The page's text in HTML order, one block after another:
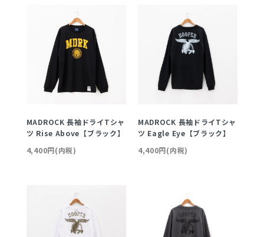
MADROCK 長袖ドライTシャ
ツ Rise Above【ブラック】
4,400円(内税)
MADROCK 長袖ドライTシャ
ツ Eagle Eye【ブラック】
4,400円(内税)